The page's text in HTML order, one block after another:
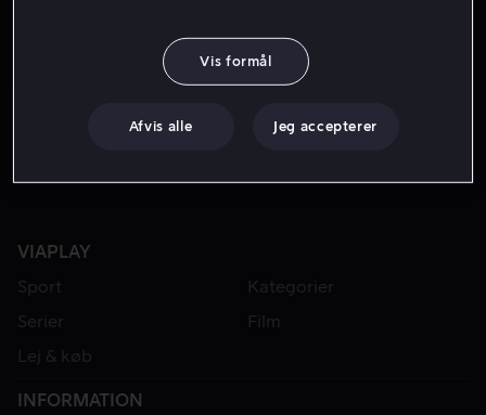
VIAPLAY
Sport
Kategorier
Serier
Film
Lej & køb
INFORMATION
Vis formål
Afvis alle Jeg accepterer